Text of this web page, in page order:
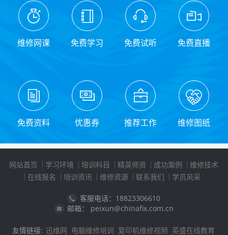
维修网课 免费学习 免费试听 免费直播
免费资料 优惠券 推荐工作 维修图纸
网站首页 学习环境 培训科目 精英师资 成功案例
维修技术
在线报名
培训资讯 维修资源 联系我们 学员风采
客服电话：18823306610
邮箱： peixun@chinafix.com.cn
友情链接: 迅维网 电脑维修培训 复印机维修视频 英盛在线教育